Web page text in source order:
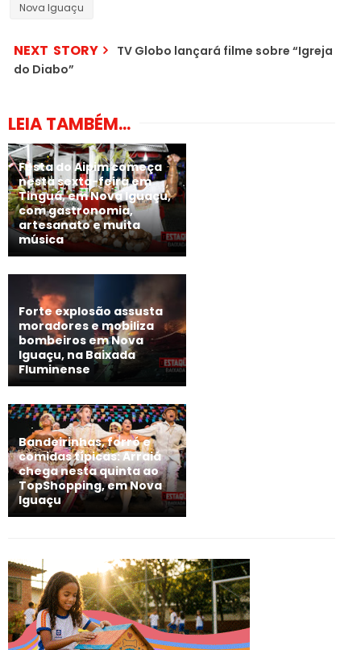
Nova Iguaçu
NEXT STORY
TV Globo lançará filme sobre “Igreja
do Diabo”
LEIA TAMBÉM...
Festa do Aipim começa
nesta sexta-feira em
Tinguá, em Nova Iguaçu,
com gastronomia,
artesanato e muita
música
Forte explosão assusta
moradores e mobiliza
bombeiros em Nova
Iguaçu, na Baixada
Fluminense
Bandeirinhas, forró e
comidas típicas: Arraiá
chega nesta quinta ao
TopShopping, em Nova
Iguaçu